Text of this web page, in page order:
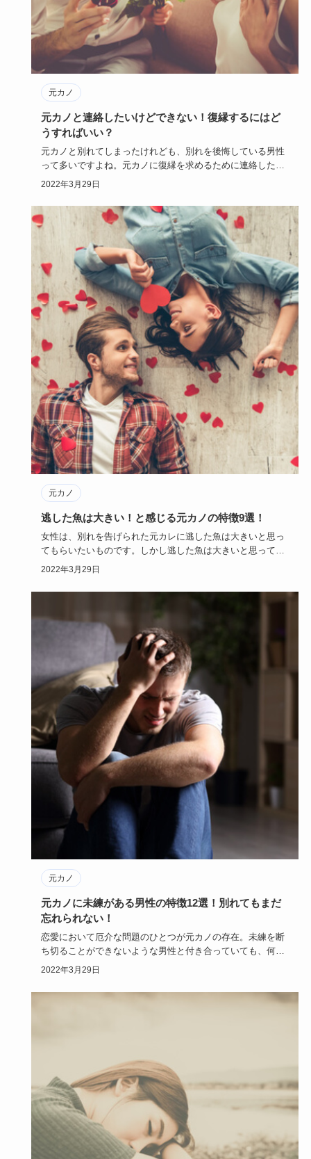
元カノ
元カノと連絡したいけどできない！復縁するにはど
うすればいい？
元カノと別れてしまったけれども、別れを後悔している男性
って多いですよね。元カノに復縁を求めるために連絡したい
時はいったいど…
2022年3月29日
元カノ
逃した魚は大きい！と感じる元カノの特徴9選！
女性は、別れを告げられた元カレに逃した魚は大きいと思っ
てもらいたいものです。しかし逃した魚は大きいと思っても
らえるかは、な…
2022年3月29日
元カノ
元カノに未練がある男性の特徴12選！別れてもまだ
忘れられない！
恋愛において厄介な問題のひとつが元カノの存在。未練を断
ち切ることができないような男性と付き合っていても、何だ
か不安で楽しく…
2022年3月29日